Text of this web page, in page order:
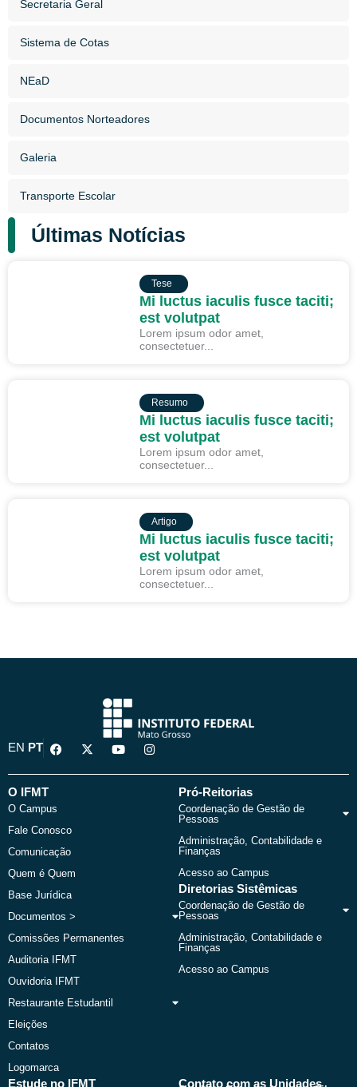
Secretaria Geral
Sistema de Cotas
NEaD
Documentos Norteadores
Galeria
Transporte Escolar
Últimas Notícias
Tese
Mi luctus iaculis fusce taciti;
est volutpat
Lorem ipsum odor amet,
consectetuer...
Resumo
Mi luctus iaculis fusce taciti;
est volutpat
Lorem ipsum odor amet,
consectetuer...
Artigo
Mi luctus iaculis fusce taciti;
est volutpat
Lorem ipsum odor amet,
consectetuer...
EN PT
F
a
e
o
k
X
-
w
Y
o
t
I
n
t
O IFMT
O Campus
Fale Conosco
Comunicação
Quem é Quem
Base Jurídica
Documentos >
Comissões Permanentes
Auditoria IFMT
Ouvidoria IFMT
Restaurante Estudantil
Eleições
Contatos
Logomarca
Pró-Reitorias
Coordenação de Gestão de
Pessoas
Administração, Contabilidade e
Finanças
Acesso ao Campus
Diretorias Sistêmicas
Coordenação de Gestão de
Pessoas
Administração, Contabilidade e
Finanças
Acesso ao Campus
Estude no IFMT
Contato com as Unidades